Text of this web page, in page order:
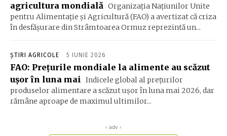
agricultura mondială Organizația Națiunilor Unite
pentru Alimentație și Agricultură (FAO) a avertizat că criza
în desfășurare din Strâmtoarea Ormuz reprezintă un...
ȘTIRI AGRICOLE 5 IUNIE 2026
FAO: Preţurile mondiale la alimente au scăzut
uşor în luna mai Indicele global al preţurilor
produselor alimentare a scăzut uşor în luna mai 2026, dar
rămâne aproape de maximul ultimilor...
‹ adv ›